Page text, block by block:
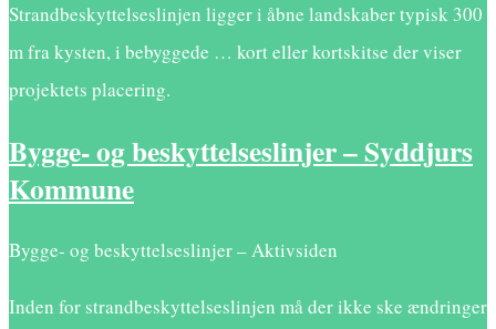
Strandbeskyttelseslinjen ligger i åbne landskaber typisk 300
m fra kysten, i bebyggede … kort eller kortskitse der viser
projektets placering.
Bygge- og beskyttelseslinjer – Syddjurs
Kommune
Bygge- og beskyttelseslinjer – Aktivsiden
Inden for strandbeskyttelseslinjen må der ikke ske ændringer